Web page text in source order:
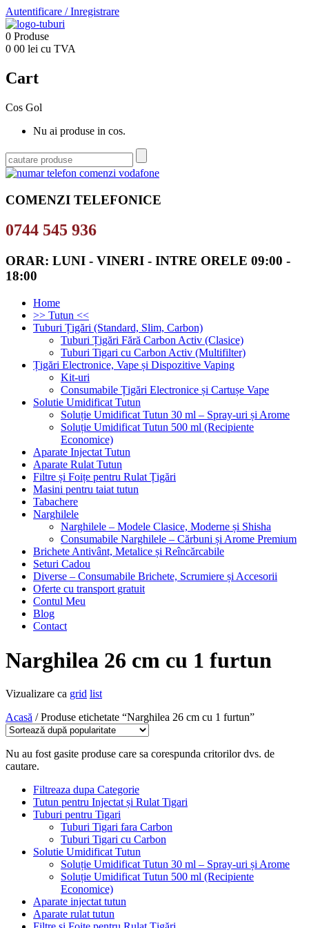
Autentificare /Inregistrare
0 Produse
0 00 lei cu TVA
Cart
Cos Gol
Nu ai produse in cos.
COMENZI TELEFONICE
0744 545 936
ORAR: LUNI - VINERI - INTRE ORELE 09:00 -
18:00
Home
>> Tutun <<
Tuburi Țigări (Standard, Slim, Carbon)
Tuburi Țigări Fără Carbon Activ (Clasice)
Tuburi Tigari cu Carbon Activ (Multifilter)
Țigări Electronice, Vape și Dispozitive Vaping
Kit-uri
Consumabile Țigări Electronice și Cartușe Vape
Solutie Umidificat Tutun
Soluție Umidificat Tutun 30 ml – Spray-uri și Arome
Soluție Umidificat Tutun 500 ml (Recipiente
Economice)
Aparate Injectat Tutun
Aparate Rulat Tutun
Filtre și Foițe pentru Rulat Țigări
Masini pentru taiat tutun
Tabachere
Narghilele
Narghilele – Modele Clasice, Moderne și Shisha
Consumabile Narghilele – Cărbuni și Arome Premium
Brichete Antivânt, Metalice și Reîncărcabile
Seturi Cadou
Diverse – Consumabile Brichete, Scrumiere și Accesorii
Oferte cu transport gratuit
Contul Meu
Blog
Contact
Narghilea 26 cm cu 1 furtun
Vizualizare ca grid list
Acasă / Produse etichetate “Narghilea 26 cm cu 1 furtun”
Nu au fost gasite produse care sa corespunda critorilor dvs. de
cautare.
Filtreaza dupa Categorie
Tutun pentru Injectat și Rulat Tigari
Tuburi pentru Tigari
Tuburi Tigari fara Carbon
Tuburi Tigari cu Carbon
Solutie Umidificat Tutun
Soluție Umidificat Tutun 30 ml – Spray-uri și Arome
Soluție Umidificat Tutun 500 ml (Recipiente
Economice)
Aparate injectat tutun
Aparate rulat tutun